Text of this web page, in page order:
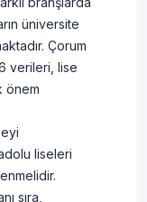
üniversite
Çorum
verileri, lise
önem
liseleri
sıra,